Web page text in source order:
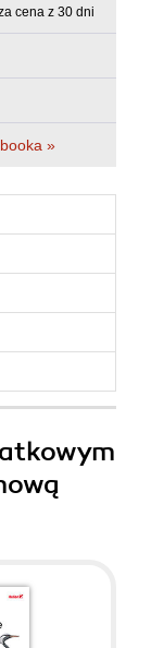
cena z 30 dni
»